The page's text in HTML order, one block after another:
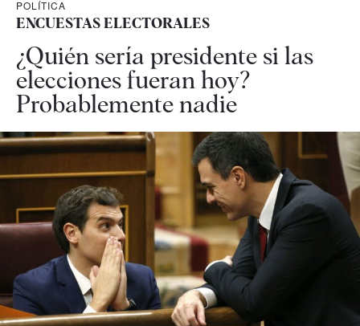
POLÍTICA
ENCUESTAS ELECTORALES
¿Quién sería presidente si las
elecciones fueran hoy?
Probablemente nadie